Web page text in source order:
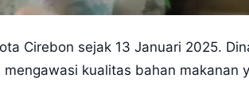
Cirebon sejak 13 Januari 2025.
kualitas bahan makanan